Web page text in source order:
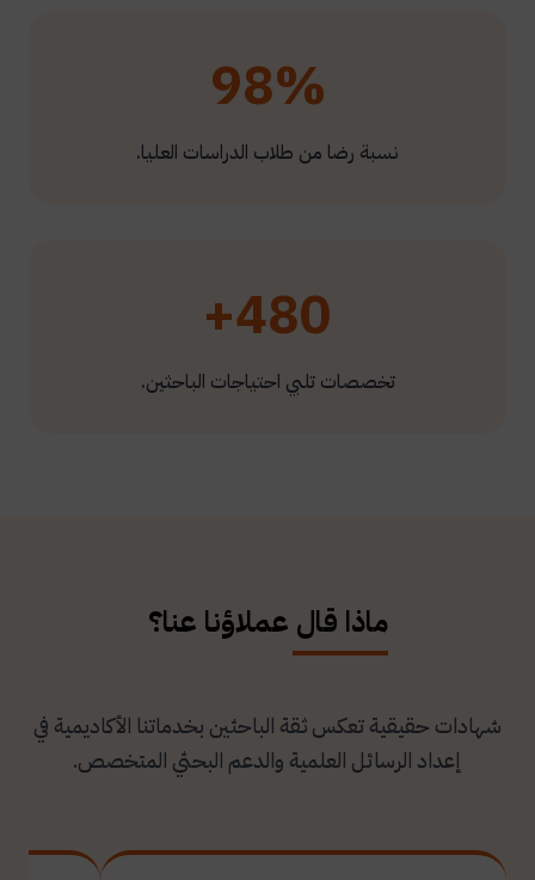
98%
نسبة رضا من طلاب الدراسات العليا.
480+
تخصصات تلبي احتياجات الباحثين.
ماذا قال عملاؤنا عنا؟
شهادات حقيقية تعكس ثقة الباحثين بخدماتنا الأكاديمية في
إعداد الرسائل العلمية والدعم البحثي المتخصص.